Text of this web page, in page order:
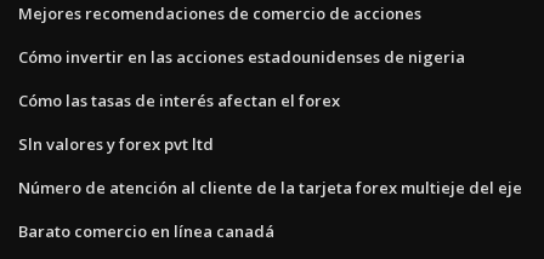
Mejores recomendaciones de comercio de acciones
Cómo invertir en las acciones estadounidenses de nigeria
Cómo las tasas de interés afectan el forex
Sln valores y forex pvt ltd
Número de atención al cliente de la tarjeta forex multieje del eje
Barato comercio en línea canadá